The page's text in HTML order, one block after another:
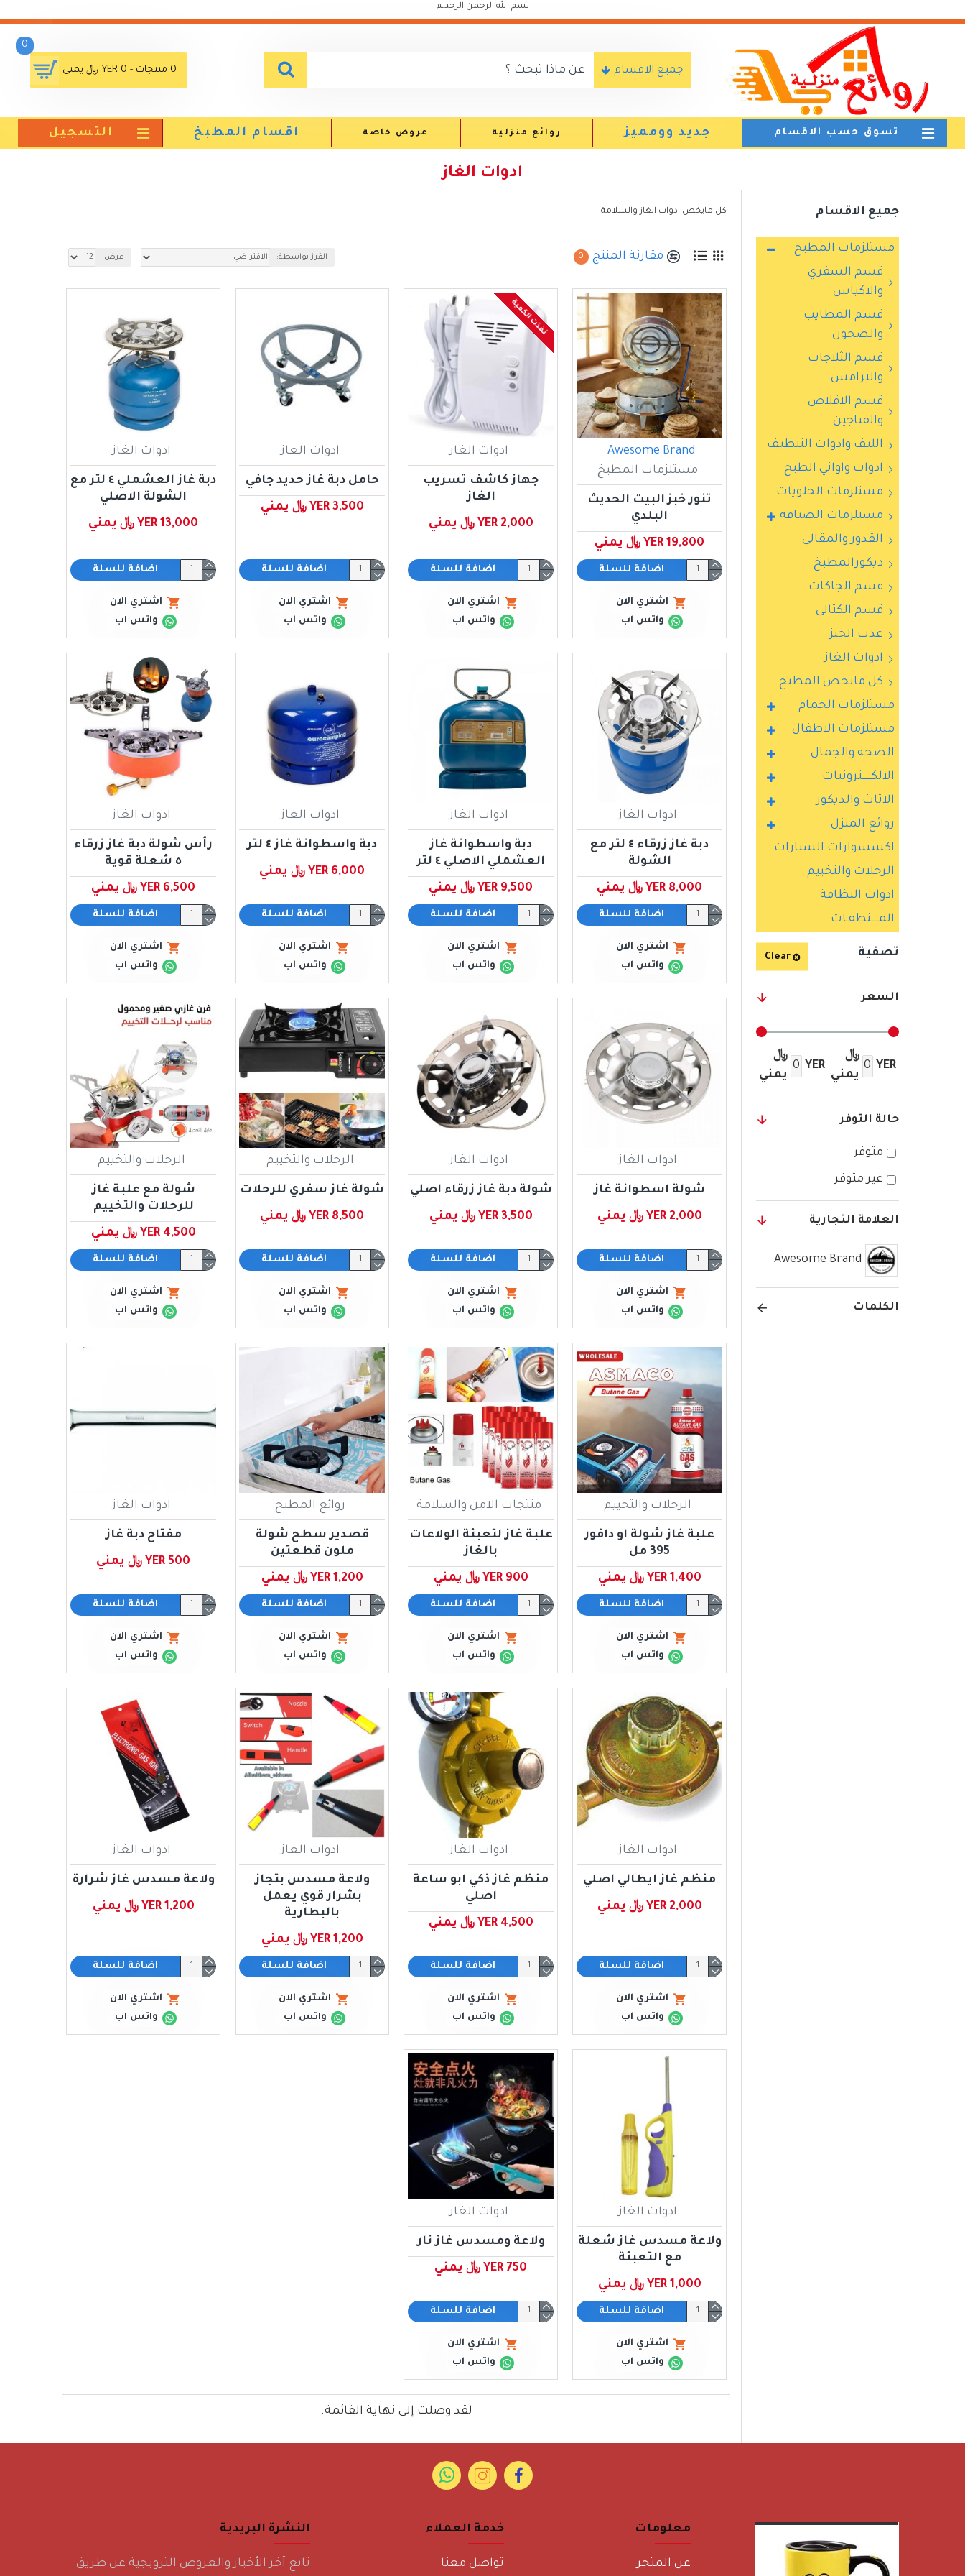
بسم الله الرحمن الرحيـــم
جميع الاقسام 0 منتجات - YER 0 ﷼ يمني
0
تسوق حسب الاقسام جديد وومميز روائع منزلية عروض خاصة اقسام المطبخ التسجيل
ادوات الغاز
جميع الاقسام
مستلزمات المطبخ
قسم السفري
والاكياس
قسم المطايب
والصحون
قسم الثلاجات
والترامس
قسم الاقلاص
والفناجين
الليف وادوات التنظيف
ادوات واواني الطبخ
مستلزمات الحلويات
مستلزمات الضيافة
القدور والمقالي
ديكورالمطبخ
قسم الجاكات
قسم الكتالي
عدت الخبز
ادوات الغاز
كل مايخص المطبخ
مستلزمات الحمام
مستلزمات الاطفال
الصحة والجمال
الالكــــــترونيات
الاثاث والديكور
روائع المنزل
اكسسوارات السيارات
الرحلات والتخييم
ادوات النظافة
المـــــنظفـات
تصفية Clear
السعر
YER
﷼
يمني
YER
﷼
يمني
العلامة التجارية
Awesome Brand
الكلمات
حالة التوفر
متوفر
غير متوفر
كل مايخص ادوات الغاز والسلامة
مقارنة المنتج 0 الفرز بواسطة: عرض:
Awesome Brand
مستلزمات المطبخ
تنور خبز البيت الحديث
البلدي
YER 19,800 ﷼ يمني
اضافة للسلة
اشتري الان
واتس اب
نفذت الكمية
ادوات الغاز
جهاز كاشف تسريب
الغاز
YER 2,000 ﷼ يمني
اضافة للسلة
اشتري الان
واتس اب
ادوات الغاز
حامل دبة غاز حديد جافي
YER 3,500 ﷼ يمني
اضافة للسلة
اشتري الان
واتس اب
ادوات الغاز
دبة غاز العشملي ٤ لتر مع
الشولة الاصلي
YER 13,000 ﷼ يمني
اضافة للسلة
اشتري الان
واتس اب
ادوات الغاز
دبة غاز زرقاء ٤ لتر مع
الشولة
YER 8,000 ﷼ يمني
اضافة للسلة
اشتري الان
واتس اب
ادوات الغاز
دبة واسطوانة غاز
العشملي الاصلي ٤ لتر
YER 9,500 ﷼ يمني
اضافة للسلة
اشتري الان
واتس اب
ادوات الغاز
دبة واسطوانة غاز ٤ لتر
YER 6,000 ﷼ يمني
اضافة للسلة
اشتري الان
واتس اب
ادوات الغاز
رأس شولة دبة غاز زرقاء
٥ شعلة قوية
YER 6,500 ﷼ يمني
اضافة للسلة
اشتري الان
واتس اب
ادوات الغاز
شولة اسطوانة غاز
YER 2,000 ﷼ يمني
اضافة للسلة
اشتري الان
واتس اب
ادوات الغاز
شولة دبة غاز زرقاء اصلي
YER 3,500 ﷼ يمني
اضافة للسلة
اشتري الان
واتس اب
الرحلات والتخييم
شولة غاز سفري للرحلات
YER 8,500 ﷼ يمني
اضافة للسلة
اشتري الان
واتس اب
الرحلات والتخييم
شولة مع علبة غاز
للرحلات والتخييم
YER 4,500 ﷼ يمني
اضافة للسلة
اشتري الان
واتس اب
الرحلات والتخييم
علبة غاز شولة او دافور
395 مل
YER 1,400 ﷼ يمني
اضافة للسلة
اشتري الان
واتس اب
منتجات الامن والسلامة
علبة غاز لتعبئة الولاعات
بالغاز
YER 900 ﷼ يمني
اضافة للسلة
اشتري الان
واتس اب
روائع المطبخ
قصدير سطح شولة
ملون قطعتين
YER 1,200 ﷼ يمني
اضافة للسلة
اشتري الان
واتس اب
ادوات الغاز
مفتاح دبة غاز
YER 500 ﷼ يمني
اضافة للسلة
اشتري الان
واتس اب
ادوات الغاز
منظم غاز ايطالي اصلي
YER 2,000 ﷼ يمني
اضافة للسلة
اشتري الان
واتس اب
ادوات الغاز
منظم غاز ذكي ابو ساعة
اصلي
YER 4,500 ﷼ يمني
اضافة للسلة
اشتري الان
واتس اب
ادوات الغاز
ولاعة مسدس بتجاز
بشرار قوي يعمل
بالبطارية
YER 1,200 ﷼ يمني
اضافة للسلة
اشتري الان
واتس اب
ادوات الغاز
ولاعة مسدس غاز شرارة
YER 1,200 ﷼ يمني
اضافة للسلة
اشتري الان
واتس اب
ادوات الغاز
ولاعة مسدس غاز شعلة
مع التعبئة
YER 1,000 ﷼ يمني
اضافة للسلة
اشتري الان
واتس اب
ادوات الغاز
ولاعة ومسدس غاز نار
YER 750 ﷼ يمني
اضافة للسلة
اشتري الان
واتس اب
لقد وصلت إلى نهاية القائمة.
معلومات
عن المتجر
خدمة العملاء
تواصل معنا
النشرة البريدية
تابع آخر الأخبار والعروض الترويجية عن طريق